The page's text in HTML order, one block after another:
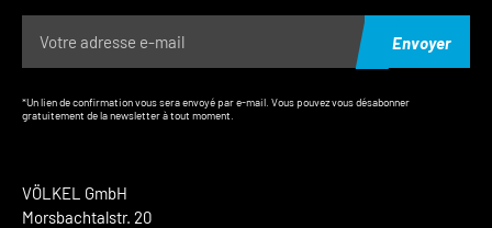
VÖLKEL GmbH
Morsbachtalstr. 20
Envoyer
*Un lien de confirmation vous sera envoyé par e-mail. Vous pouvez vous désabonner
gratuitement de la newsletter à tout moment.